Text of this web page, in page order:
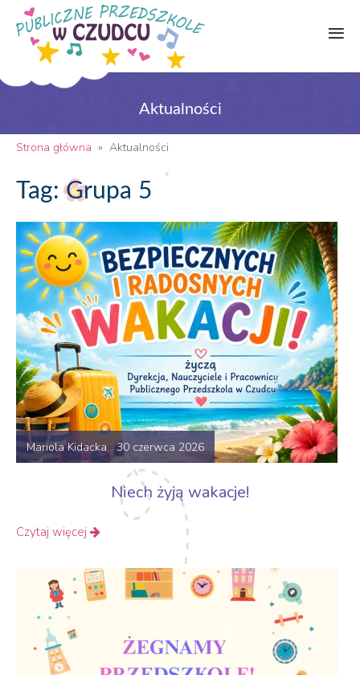
Aktualności
Strona główna » Aktualności
Tag: Grupa 5
Mariola Kidacka 30 czerwca 2026
Niech żyją wakacje!
Czytaj więcej